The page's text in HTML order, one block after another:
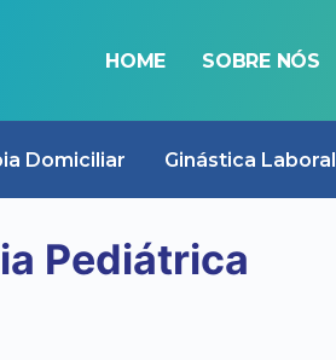
HOME SOBRE NÓS
BLOG
Domiciliar Ginástica Laboral
Pediátrica